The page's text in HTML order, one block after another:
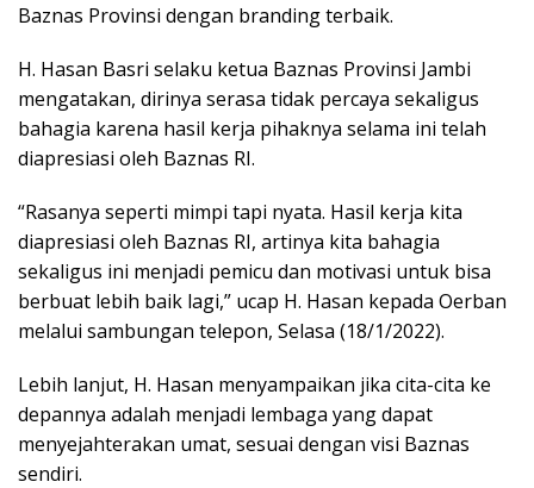
Baznas Provinsi dengan branding terbaik.
H. Hasan Basri selaku ketua Baznas Provinsi Jambi
mengatakan, dirinya serasa tidak percaya sekaligus
bahagia karena hasil kerja pihaknya selama ini telah
diapresiasi oleh Baznas RI.
“Rasanya seperti mimpi tapi nyata. Hasil kerja kita
diapresiasi oleh Baznas RI, artinya kita bahagia
sekaligus ini menjadi pemicu dan motivasi untuk bisa
berbuat lebih baik lagi,” ucap H. Hasan kepada Oerban
melalui sambungan telepon, Selasa (18/1/2022).
Lebih lanjut, H. Hasan menyampaikan jika cita-cita ke
depannya adalah menjadi lembaga yang dapat
menyejahterakan umat, sesuai dengan visi Baznas
sendiri.